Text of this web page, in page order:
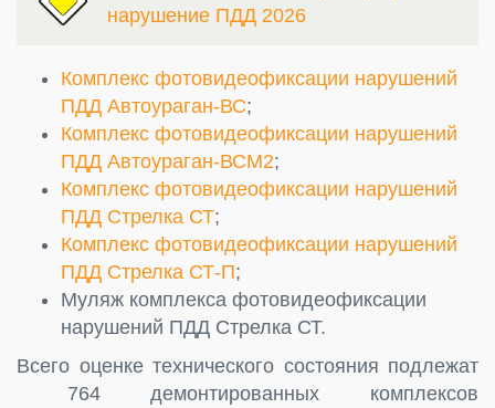
нарушение ПДД 2026
Комплекс фотовидеофиксации нарушений
ПДД Автоураган-ВС;
Комплекс фотовидеофиксации нарушений
ПДД Автоураган-ВСМ2;
Комплекс фотовидеофиксации нарушений
ПДД Стрелка СТ;
Комплекс фотовидеофиксации нарушений
ПДД Стрелка СТ-П;
Муляж комплекса фотовидеофиксации
нарушений ПДД Стрелка СТ.
Всего оценке технического состояния подлежат
764 демонтированных комплексов